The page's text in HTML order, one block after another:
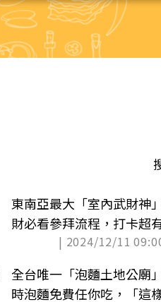
東南亞最大「室內武財神
財必看參拜流程，打卡超
| 2024/12/11
全台唯一「泡麵土地公廟
時泡麵免費任你吃，「這